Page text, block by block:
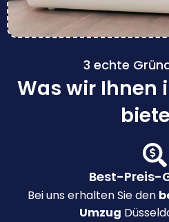
3 echte
Was wir Ihnen
Best-Preis-
Bei uns erhalten Sie den
Umzug